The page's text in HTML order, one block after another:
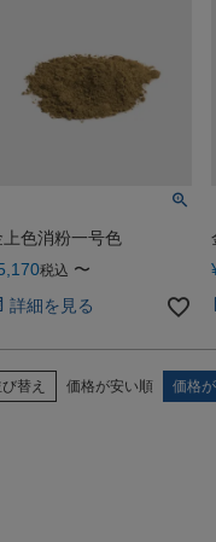
上色消粉一号色
税込 〜
詳細を見る
替え 価格が安い順 価格